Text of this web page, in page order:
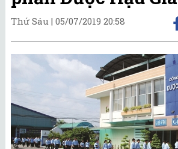
Thứ Sáu | 05/07/2019 20:58